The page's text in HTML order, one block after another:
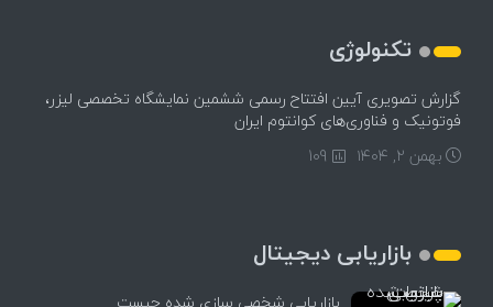
تکنولوژی
گزارش تصویری آیین افتتاح رسمی ششمین نمایشگاه تخصصی لیزر،
فوتونیک و فناوری‌های کوانتوم ایران
بهمن ۲, ۱۴۰۴
109
بازاریابی دیجیتال